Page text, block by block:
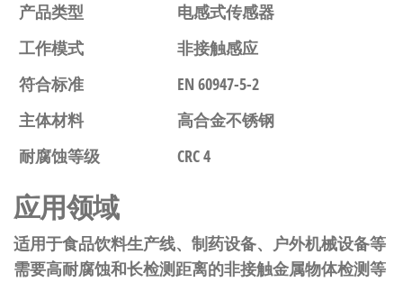
产品类型
电感式传感器
工作模式
非接触感应
符合标准
EN 60947-5-2
主体材料
高合金不锈钢
耐腐蚀等级
CRC 4
应用领域
适用于食品饮料生产线、制药设备、户外机械设备等
需要高耐腐蚀和长检测距离的非接触金属物体检测等